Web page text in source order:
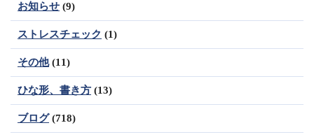
お知らせ (9)
ストレスチェック (1)
その他(11)
ひな形、書き方 (13)
ブログ(718)